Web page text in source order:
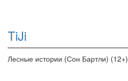
TiJi
Лесные истории (Сон Бартли) (12+)